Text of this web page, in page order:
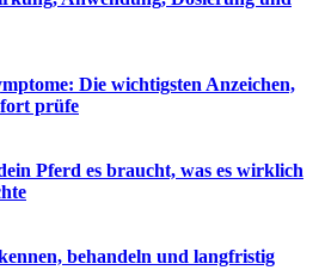
Die wichtigsten Anzeichen,
prüfe
Pferd es braucht, was es wirklich
behandeln und langfristig